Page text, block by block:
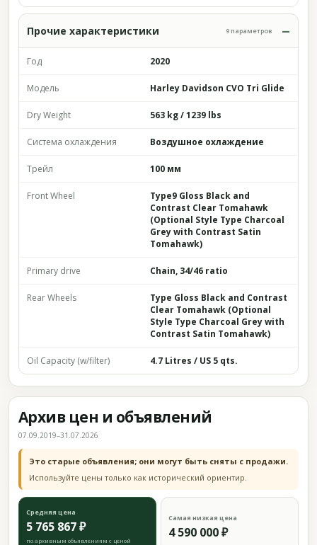
Прочие характеристики 9 параметров
Год 2020
Модель Harley Davidson CVO Tri Glide
Dry Weight 563 kg / 1239 lbs
Система охлаждения Воздушное охлаждение
Трейл 100 мм
Front Wheel
Type9 Gloss Black and
Contrast Clear Tomahawk
(Optional Style Type Charcoal
Grey with Contrast Satin
Tomahawk)
Primary drive Chain, 34/46 ratio
Rear Wheels
Type Gloss Black and Contrast
Clear Tomahawk (Optional
Style Type Charcoal Grey with
Contrast Satin Tomahawk)
Oil Capacity (w/filter) 4.7 Litres / US 5 qts.
Архив цен и объявлений
07.09.2019–31.07.2026
Это старые объявления; они могут быть сняты с продажи.
Используйте цены только как исторический ориентир.
Средняя цена
5 765 867 ₽
по архивным объявлениям с ценой
Самая низкая цена
4 590 000 ₽